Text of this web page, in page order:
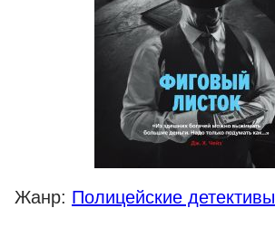
Жанр: Полицейские детективы